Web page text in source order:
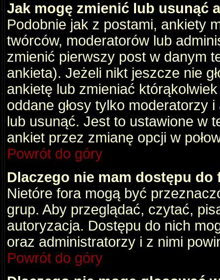
Jak mogę zmienić lub usunąć
Podobnie jak z postami, ankiety
twórców, moderatorów lub
zmienić pierwszy post w danym
ankieta). Jeżeli nikt jeszcze nie
ankietę lub zmieniać
oddane głosy tylko moderatorzy
lub usunąć. Jest to ustawione w
ankiet przez zmianę opcji w
Powrót do góry
Dlaczego nie mam dostępu do
Nietóre fora mogą być
grup. Aby przeglądać, czytać,
autoryzacja. Dostępu do nich
oraz administratorzy i z nimi
Powrót do góry